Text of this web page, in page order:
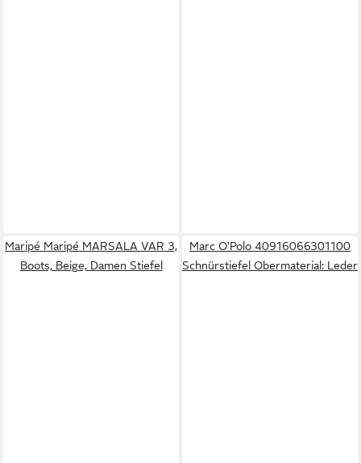
Maripé Maripé MARSALA VAR 3,
Boots, Beige, Damen Stiefel
Marc O'Polo 40916066301100
Schnürstiefel Obermaterial: Leder